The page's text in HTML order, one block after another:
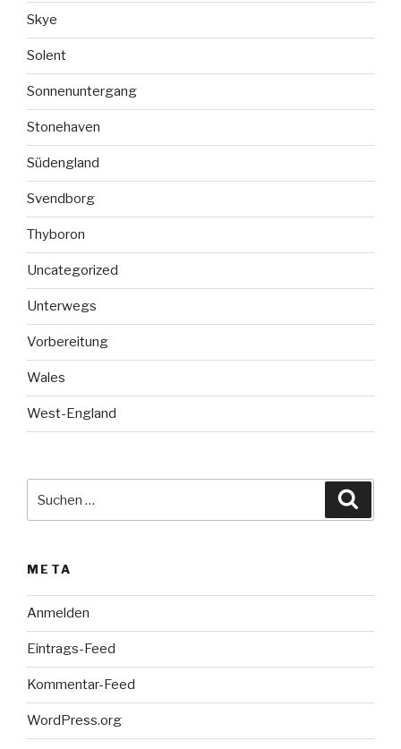
Skye
Solent
Sonnenuntergang
Stonehaven
Südengland
Svendborg
Thyboron
Uncategorized
Unterwegs
Vorbereitung
Wales
West-England
nach:
META
Anmelden
Eintrags-Feed
Kommentar-Feed
WordPress.org